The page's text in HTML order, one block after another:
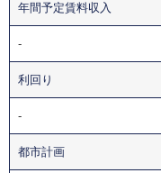
年間予定賃料収入
-
利回り
-
都市計画